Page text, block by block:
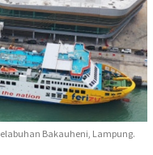
Bakauheni, Lampung.